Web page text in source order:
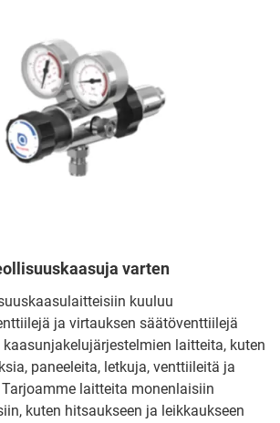
varten
kuuluu
ja virtauksen säätöventtiilejä
laitteita, kuten
paneeleita, letkuja, venttiileitä ja
laitteita monenlaisiin
kuten hitsaukseen ja leikkaukseen